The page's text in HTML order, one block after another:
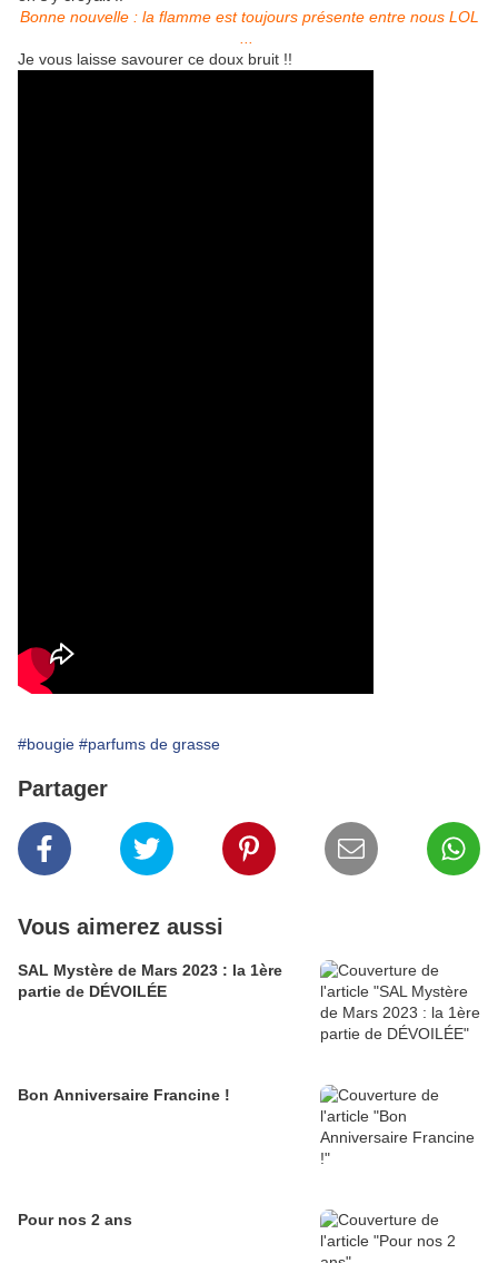
Bonne nouvelle : la flamme est toujours présente entre nous LOL
Je vous laisse savourer ce doux bruit !!
#bougie #parfums de grasse
Partager
Vous aimerez aussi
SAL Mystère de Mars 2023 : la 1ère
partie de DÉVOILÉE
Bon Anniversaire Francine !
Pour nos 2 ans